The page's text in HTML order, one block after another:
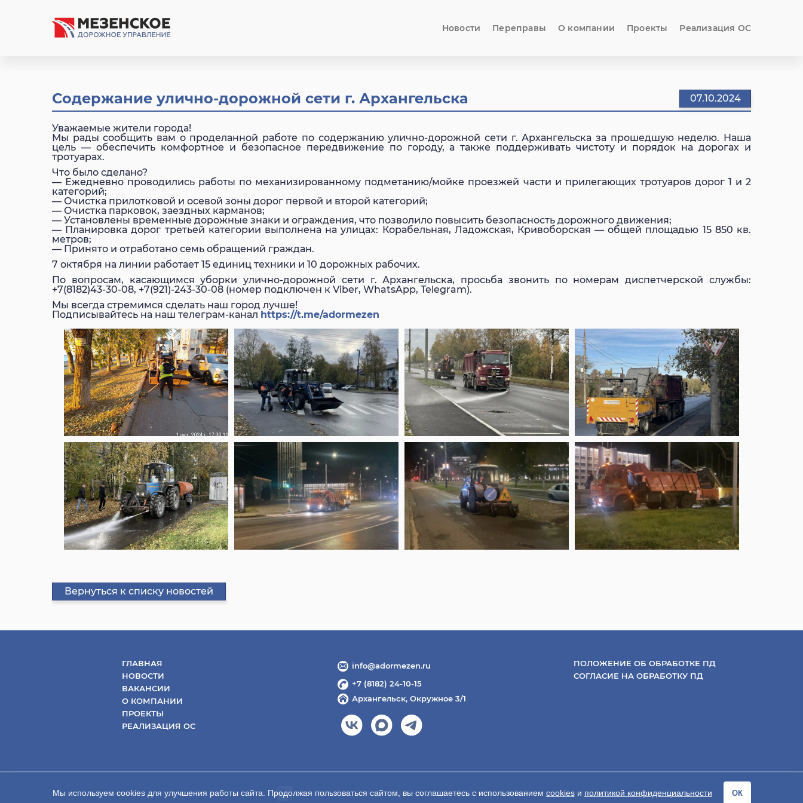
Новости Переправы О компании Проекты Реализация ОС
Содержание улично-дорожной сети г. Архангельска 07.10.2024
Уважаемые жители города!
Мы рады сообщить вам о проделанной работе по содержанию улично-дорожной сети г. Архангельска за прошедшую неделю. Наша
цель — обеспечить комфортное и безопасное передвижение по городу, а также поддерживать чистоту и порядок на дорогах и
тротуарах.
Что было сделано?
— Ежедневно проводились работы по механизированному подметанию/мойке проезжей части и прилегающих тротуаров дорог 1 и 2
категорий;
— Очистка прилотковой и осевой зоны дорог первой и второй категорий;
— Очистка парковок, заездных карманов;
— Установлены временные дорожные знаки и ограждения, что позволило повысить безопасность дорожного движения;
— Планировка дорог третьей категории выполнена на улицах: Корабельная, Ладожская, Кривоборская — общей площадью 15 850 кв.
метров;
— Принято и отработано семь обращений граждан.
7 октября на линии работает 15 единиц техники и 10 дорожных рабочих.
По вопросам, касающимся уборки улично-дорожной сети г. Архангельска, просьба звонить по номерам диспетчерской службы:
+7(8182)43-30-08, +7(921)-243-30-08 (номер подключен к Viber, WhatsApp, Telegram).
Мы всегда стремимся сделать наш город лучше!
Подписывайтесь на наш телеграм-канал https://t.me/adormezen
Вернуться к списку новостей
ГЛАВНАЯ
НОВОСТИ
ВАКАНСИИ
О КОМПАНИИ
ПРОЕКТЫ
РЕАЛИЗАЦИЯ ОС
info@adormezen.ru
+7 (8182) 24-10-15
Архангельск, Окружное 3/1
ПОЛОЖЕНИЕ ОБ ОБРАБОТКЕ ПД
СОГЛАСИЕ НА ОБРАБОТКУ ПД
АО "МЕЗЕНСКОЕ ДОРОЖНОЕ УПРАВЛЕНИЕ" ©2026
Мы используем cookies для улучшения работы сайта. Продолжая пользоваться сайтом, вы соглашаетесь с использованием cookiesи политикой конфиденциальности ОК